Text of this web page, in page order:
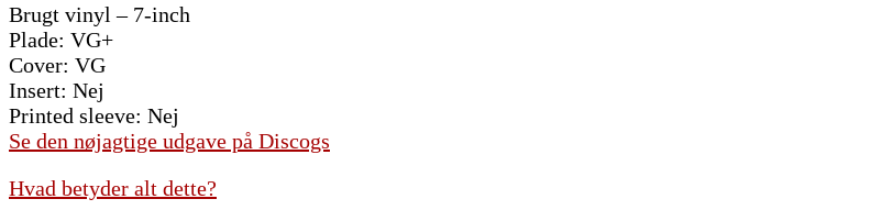
Brugt vinyl – 7-inch
Plade: VG+
Cover: VG
Insert: Nej
Printed sleeve: Nej
Se den nøjagtige udgave på Discogs
Hvad betyder alt dette?